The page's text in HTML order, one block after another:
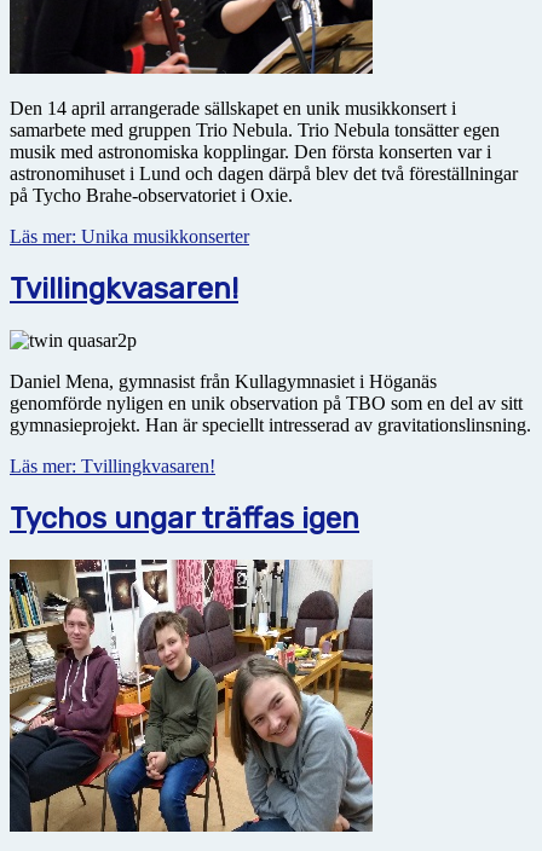
Den 14 april arrangerade sällskapet en unik musikkonsert i
samarbete med gruppen Trio Nebula. Trio Nebula tonsätter egen
musik med astro­no­miska kopplingar. Den första konserten var i
astronomihuset i Lund och dagen därpå blev det två föreställningar
på Tycho Brahe-observatoriet i Oxie.
Läs mer: Unika musikkonserter
Tvillingkvasaren!
Daniel Mena, gymnasist från Kullagymnasiet i Höganäs
genomförde nyligen en unik observation på TBO som en del av sitt
gymnasieprojekt. Han är speciellt intresserad av gravitationslinsning.
Läs mer: Tvillingkvasaren!
Tychos ungar träffas igen